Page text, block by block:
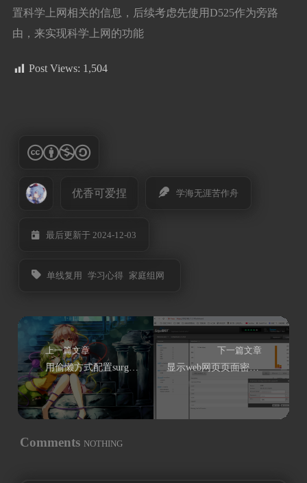
置科学上网相关的信息，后续考虑先使用D525作为旁路
由，来实现科学上网的功能
Post Views: 1,504
优香可爱捏 学海无涯苦作舟
最后更新于 2024-12-03
单线复用 学习心得 家庭组网
上一篇文章
用偷懒方式配置surge的我实在是太菜了
下一篇文章
显示web网页页面密码栏加密密码的方法
Comments NOTHING